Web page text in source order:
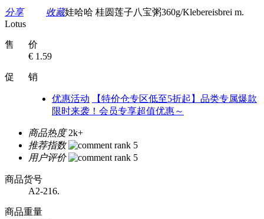
分享 收藏娃哈哈 桂圆莲子八宝粥360g/Klebereisbrei m.
Lotus
售 价
€ 1.59
促 销
优惠活动
【特价仓专区低至5折起】品类专属爆款
限时来袭！会员专享超值优惠～
商品热度 2k+
推荐指数
用户评价
商品货号
A2-216.
商品重量